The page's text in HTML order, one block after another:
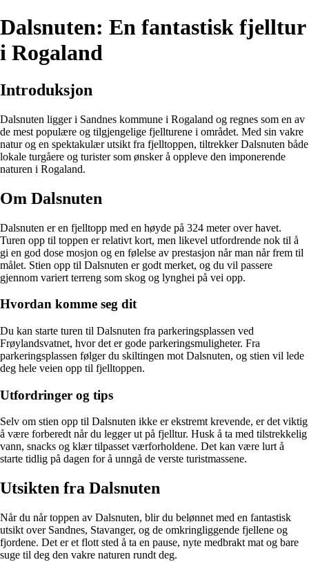
Dalsnuten: En fantastisk fjelltur
i Rogaland
Introduksjon
Dalsnuten ligger i Sandnes kommune i Rogaland og regnes som en av
de mest populære og tilgjengelige fjellturene i området. Med sin vakre
natur og en spektakulær utsikt fra fjelltoppen, tiltrekker Dalsnuten både
lokale turgåere og turister som ønsker å oppleve den imponerende
naturen i Rogaland.
Om Dalsnuten
Dalsnuten er en fjelltopp med en høyde på 324 meter over havet.
Turen opp til toppen er relativt kort, men likevel utfordrende nok til å
gi en god dose mosjon og en følelse av prestasjon når man når frem til
målet. Stien opp til Dalsnuten er godt merket, og du vil passere
gjennom variert terreng som skog og lynghei på vei opp.
Hvordan komme seg dit
Du kan starte turen til Dalsnuten fra parkeringsplassen ved
Frøylandsvatnet, hvor det er gode parkeringsmuligheter. Fra
parkeringsplassen følger du skiltingen mot Dalsnuten, og stien vil lede
deg hele veien opp til fjelltoppen.
Utfordringer og tips
Selv om stien opp til Dalsnuten ikke er ekstremt krevende, er det viktig
å være forberedt når du legger ut på fjelltur. Husk å ta med tilstrekkelig
vann, snacks og klær tilpasset værforholdene. Det kan være lurt å
starte tidlig på dagen for å unngå de verste turistmassene.
Utsikten fra Dalsnuten
Når du når toppen av Dalsnuten, blir du belønnet med en fantastisk
utsikt over Sandnes, Stavanger, og de omkringliggende fjellene og
fjordene. Det er et flott sted å ta en pause, nyte medbrakt mat og bare
suge til deg den vakre naturen rundt deg.